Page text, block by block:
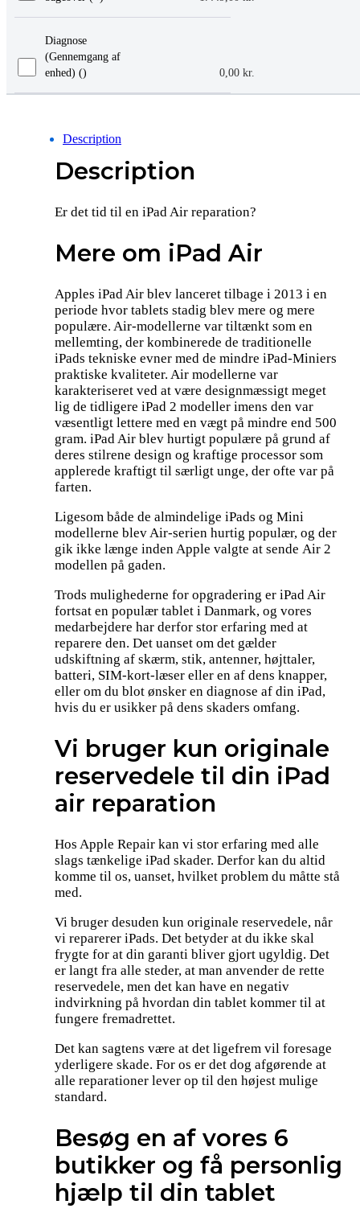
Diagnose
(Gennemgang af
enhed) (
0,00 kr.
)
Description
Description
Er det tid til en iPad Air reparation?
Mere om iPad Air
Apples iPad Air blev lanceret tilbage i 2013 i en
periode hvor tablets stadig blev mere og mere
populære. Air-modellerne var tiltænkt som en
mellemting, der kombinerede de traditionelle
iPads tekniske evner med de mindre iPad-Miniers
praktiske kvaliteter. Air modellerne var
karakteriseret ved at være designmæssigt meget
lig de tidligere iPad 2 modeller imens den var
væsentligt lettere med en vægt på mindre end 500
gram. iPad Air blev hurtigt populære på grund af
deres stilrene design og kraftige processor som
applerede kraftigt til særligt unge, der ofte var på
farten.
Ligesom både de almindelige iPads og Mini
modellerne blev Air-serien hurtig populær, og der
gik ikke længe inden Apple valgte at sende Air 2
modellen på gaden.
Trods mulighederne for opgradering er iPad Air
fortsat en populær tablet i Danmark, og vores
medarbejdere har derfor stor erfaring med at
reparere den. Det uanset om det gælder
udskiftning af skærm, stik, antenner, højttaler,
batteri, SIM-kort-læser eller en af dens knapper,
eller om du blot ønsker en diagnose af din iPad,
hvis du er usikker på dens skaders omfang.
Vi bruger kun originale
reservedele til din iPad
air reparation
Hos Apple Repair kan vi stor erfaring med alle
slags tænkelige iPad skader. Derfor kan du altid
komme til os, uanset, hvilket problem du måtte stå
med.
Vi bruger desuden kun originale reservedele, når
vi reparerer iPads. Det betyder at du ikke skal
frygte for at din garanti bliver gjort ugyldig. Det
er langt fra alle steder, at man anvender de rette
reservedele, men det kan have en negativ
indvirkning på hvordan din tablet kommer til at
fungere fremadrettet.
Det kan sagtens være at det ligefrem vil foresage
yderligere skade. For os er det dog afgørende at
alle reparationer lever op til den højest mulige
standard.
Besøg en af vores 6
butikker og få personlig
hjælp til din tablet